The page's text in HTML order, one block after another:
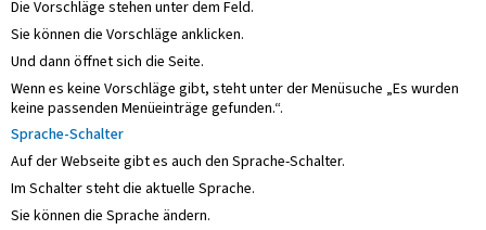
Die Vorschläge stehen unter dem Feld.
Sie können die Vorschläge anklicken.
Und dann öffnet sich die Seite.
Wenn es keine Vorschläge gibt, steht unter der Menüsuche „Es wurden
keine passenden Menüeinträge gefunden.“.
Sprache-Schalter
Auf der Webseite gibt es auch den Sprache-Schalter.
Im Schalter steht die aktuelle Sprache.
Sie können die Sprache ändern.